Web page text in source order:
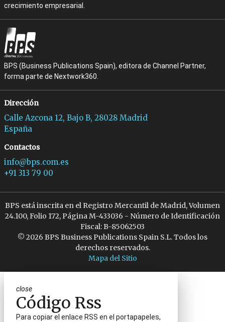
crecimiento empresarial.
BPS (Business Publications Spain), editora de Channel Partner,
forma parte de Nextwork360.
Dirección
Calle Azcona 12, Bajo B, 28028 Madrid
España
Contactos
info@bps.com.es
+91 313 79 00
BPS está inscrita en el Registro Mercantil de Madrid, Volumen
24.100, Folio 172, Página M-433036 - Número de Identificación
Fiscal: B-85062503
© 2026 BPS Business Publications Spain S.L. Todos los
derechos reservados.
Mapa del Sitio
close
Código Rss
Para copiar el enlace RSS en el portapapeles,